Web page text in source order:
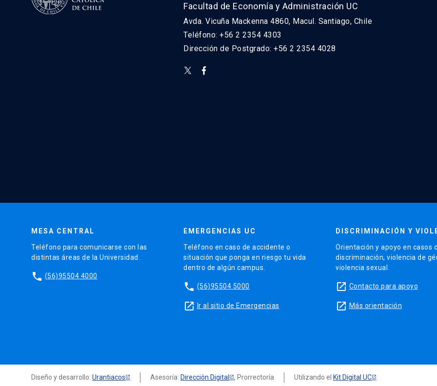
Facultad de Economía y Administración UC
Avda. Vicuña Mackenna 4860, Macul. Santiago, Chile
Teléfono: +56 2 2354 4303
Dirección de Postgrado: +56 2 2354 4028
MESA CENTRAL
Teléfono para comunicarse con las
distintas áreas de la Universidad.
phone (56)95504 4000
EMERGENCIAS UC
Teléfono en caso de accidente o
situación que ponga en riesgo tu vida
dentro de algún campus.
phone (56)95504 5000
launch Ir al sitio de Emergencias
DISCRIMINACIÓN Y
Orientación y apoyo en casos
discriminación, violencia de
violencia sexual.
launch Contacto para apoyo
launch Más orientación
Diseño y desarrollo: Urantiacos Asesoría: Dirección Digital , Prorrectoría Utilizando el Kit Digital UC